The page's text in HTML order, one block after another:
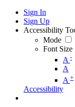
Sign In
Sign Up
Accessibility
Mode
Font Size
A -
A
A +
Accessibility